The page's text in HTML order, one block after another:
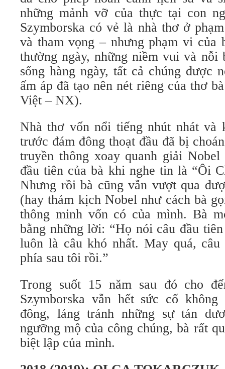
những mảnh vỡ của thực tại con
Szymborska có vẻ là nhà thơ ở
và tham vọng – nhưng phạm vi của
thường ngày, những niềm vui và nỗi
sống hàng ngày, tất cả chúng được
ấm áp đã tạo nên nét riêng của thơ
Việt – NX).
Nhà thơ vốn nổi tiếng nhút nhát và
trước đám đông thoạt đầu đã bị
truyền thông xoay quanh giải
đầu tiên của bà khi nghe tin là “Ôi
Nhưng rồi bà cũng vẫn vượt qua
(hay thảm kịch Nobel như cách bà
thông minh vốn có của mình. Bà
bằng những lời: “Họ nói câu đầu
luôn là câu khó nhất. May quá,
phía sau tôi rồi.”
Trong suốt 15 năm sau đó cho
Szymborska vẫn hết sức cố
đông, lảng tránh những sự tán
ngưỡng mộ của công chúng, bà rất
biệt lập của mình.